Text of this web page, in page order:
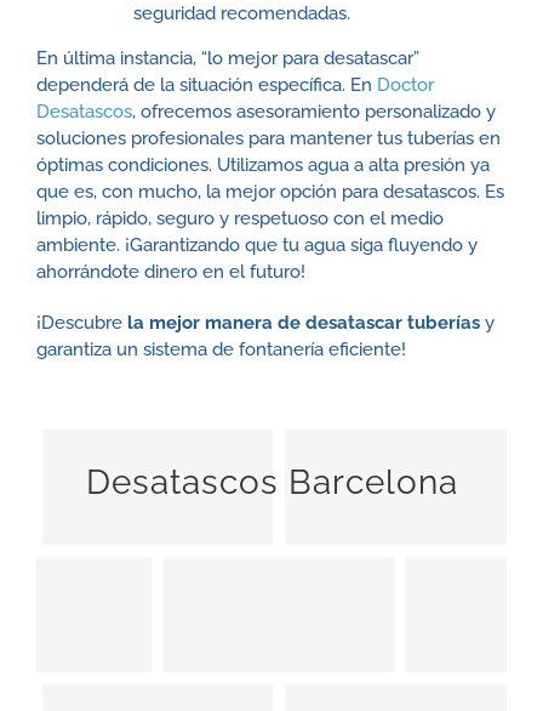
seguridad recomendadas.
En última instancia, “lo mejor para desatascar”
dependerá de la situación específica. En Doctor
Desatascos, ofrecemos asesoramiento personalizado y
soluciones profesionales para mantener tus tuberías en
óptimas condiciones. Utilizamos agua a alta presión ya
que es, con mucho, la mejor opción para desatascos. Es
limpio, rápido, seguro y respetuoso con el medio
ambiente. ¡Garantizando que tu agua siga fluyendo y
ahorrándote dinero en el futuro!
¡Descubre la mejor manera de desatascar tuberíasy
garantiza un sistema de fontanería eficiente!
Desatascos Barcelona